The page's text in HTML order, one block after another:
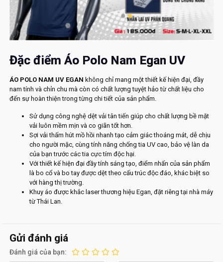
Đặc điểm Áo Polo Nam Egan UV
ÁO POLO NAM UV EGAN không chỉ mang một thiết kế hiện đại, đầy
nam tính và chỉn chu mà còn có chất lượng tuyệt hảo từ chất liệu cho
đến sự hoàn thiện trong từng chi tiết của sản phẩm.
Sử dụng công nghệ dệt vải tân tiến giúp cho chất lượng bề mặt
vải luôn mềm mịn và co giãn tốt hơn.
Sợi vải thấm hút mồ hồi nhanh tạo cảm giác thoáng mát, dễ chịu
cho người mặc, cùng tính năng chống tia UV cao, bảo vệ làn da
của bạn trước các tia cực tím độc hại.
Với thiết kế hiện đại đầy tính sáng tạo, điểm nhấn của sản phẩm
là bo cổ và bo tay được dệt theo cấu trúc độc đáo, khác biệt so
với hàng thị trường.
Khuy áo được khắc laser thương hiệu Egan, đặt riêng tại nhà máy
từ Thái Lan.
Gửi đánh giá
Đánh giá của bạn: